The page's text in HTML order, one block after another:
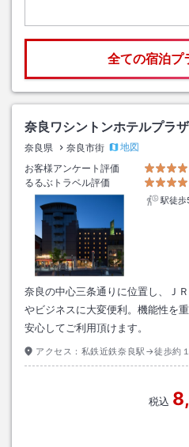
全ての宿泊プ
奈良ワシントンホテルプラザ
奈良県 奈良市街
地図
お客様アンケート評価
るるぶトラベル評価
駅徒歩
奈良の中心三条通りに位置し、Ｊ
やビジネスに大変便利。機能性を
安心してご利用頂けます。
アクセス： 私鉄近鉄奈良駅→徒歩約
税込